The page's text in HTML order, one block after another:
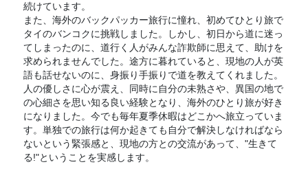
続けています。
また、海外のバックパッカー旅行に憧れ、初めてひとり旅で
タイのバンコクに挑戦しました。しかし、初日から道に迷っ
てしまったのに、道行く人がみんな詐欺師に思えて、助けを
求められませんでした。途方に暮れていると、現地の人が英
語も話せないのに、身振り手振りで道を教えてくれました。
人の優しさに心が震え、同時に自分の未熟さや、異国の地で
の心細さを思い知る良い経験となり、海外のひとり旅が好き
になりました。今でも毎年夏季休暇はどこかへ旅立っていま
す。単独での旅行は何か起きても自分で解決しなければなら
ないという緊張感と、現地の方との交流があって、"生きて
る!"ということを実感します。